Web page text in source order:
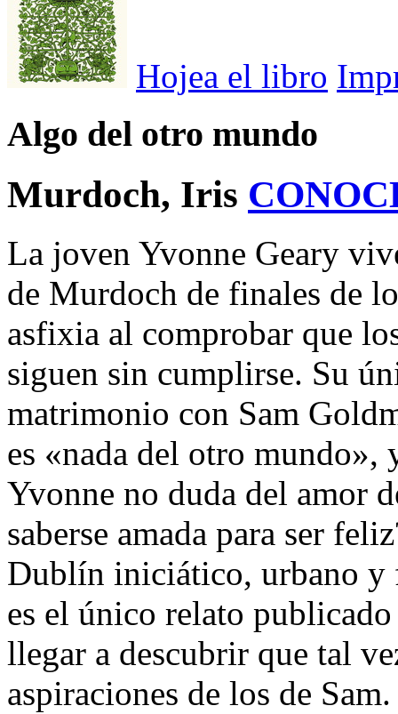
Hojea el libro
Algo del otro mundo
Murdoch, Iris
La joven Yvonne Geary
de Murdoch de finales de
asfixia al comprobar que
siguen sin cumplirse. Su
matrimonio con Sam
es «nada del otro mundo»,
Yvonne no duda del amor
saberse amada para ser
Dublín iniciático, urbano y
es el único relato
llegar a descubrir que tal
aspiraciones de los de Sam.